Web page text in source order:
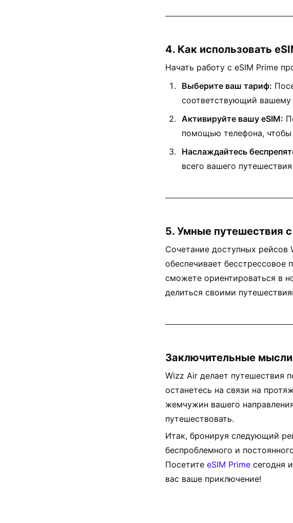
4. Как использовать
Начать работу с eSIM Prime
Выберите ваш тариф:
соответствующий вашему
Активируйте вашу eSIM:
помощью телефона, чтобы
Наслаждайтесь
всего вашего
5. Умные путешествия
Сочетание доступных
обеспечивает
сможете ориентироваться в
делиться своими
Заключительные мысли
Wizz Air делает путешествия
останетесь на связи на
жемчужин вашего
путешествовать.
Итак, бронируя следующий
беспроблемного и
Посетите eSIM Prime сегодня
вас ваше приключение!